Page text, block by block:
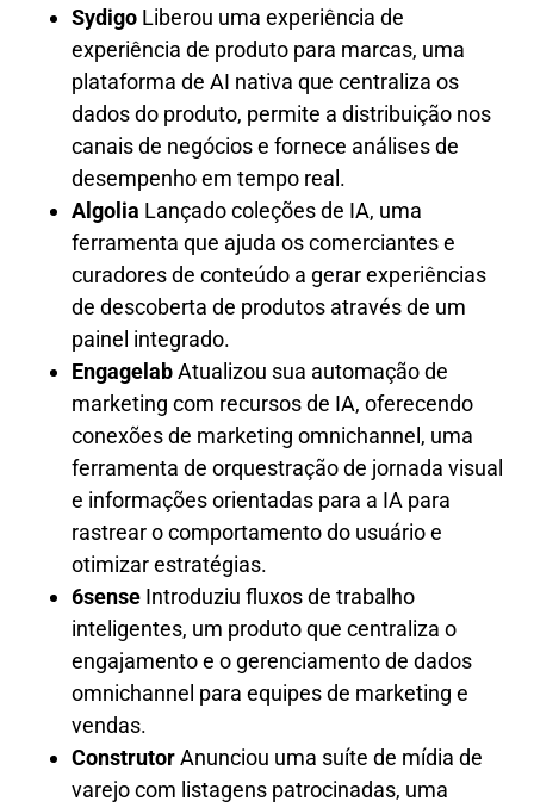
Sydigo Liberou uma experiência de
experiência de produto para marcas, uma
plataforma de AI nativa que centraliza os
dados do produto, permite a distribuição nos
canais de negócios e fornece análises de
desempenho em tempo real.
Algolia Lançado coleções de IA, uma
ferramenta que ajuda os comerciantes e
curadores de conteúdo a gerar experiências
de descoberta de produtos através de um
painel integrado.
EngagelabAtualizou sua automação de
marketing com recursos de IA, oferecendo
conexões de marketing omnichannel, uma
ferramenta de orquestração de jornada visual
e informações orientadas para a IA para
rastrear o comportamento do usuário e
otimizar estratégias.
6sense Introduziu fluxos de trabalho
inteligentes, um produto que centraliza o
engajamento e o gerenciamento de dados
omnichannel para equipes de marketing e
vendas.
ConstrutorAnunciou uma suíte de mídia de
varejo com listagens patrocinadas, uma